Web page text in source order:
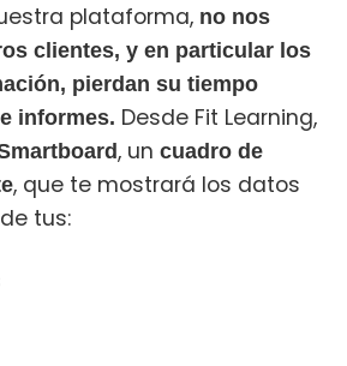
plataforma, no nos
clientes, y en particular los
pierdan su tiempo
informes. Desde Fit Learning,
, un cuadro de
, que te mostrará los datos
tus: